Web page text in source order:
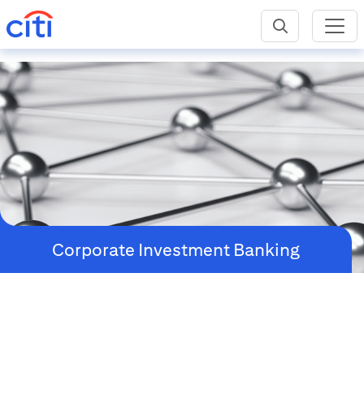
Corporate Investment Banking